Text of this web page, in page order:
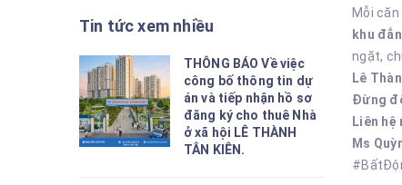
Mỗi
khu
ngặt,
Lê
Đừng
Liên
Ms
Tin tức xem nhiều
THÔNG BÁO Về việc
công bố thông tin dự
án và tiếp nhận hồ sơ
đăng ký cho thuê Nhà
ở xã hội LÊ THÀNH
TÂN KIÊN.